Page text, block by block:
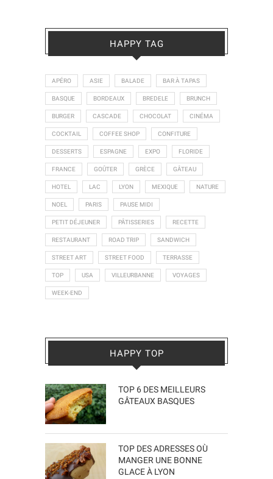
HAPPY TAG
APÉRO ASIE BALADE BAR À TAPAS
BASQUE BORDEAUX BREDELE BRUNCH
BURGER CASCADE CHOCOLAT CINÉMA
COCKTAIL COFFEE SHOP CONFITURE
DESSERTS ESPAGNE EXPO FLORIDE
FRANCE GOÛTER GRÈCE GÂTEAU
HOTEL LAC LYON MEXIQUE NATURE
NOEL PARIS PAUSE MIDI
PETIT DÉJEUNER PÂTISSERIES RECETTE
RESTAURANT ROAD TRIP SANDWICH
STREET ART STREET FOOD TERRASSE
TOP USA VILLEURBANNE VOYAGES
WEEK-END
HAPPY TOP
TOP 6 DES MEILLEURS
GÂTEAUX BASQUES
TOP DES ADRESSES OÙ
MANGER UNE BONNE
GLACE À LYON